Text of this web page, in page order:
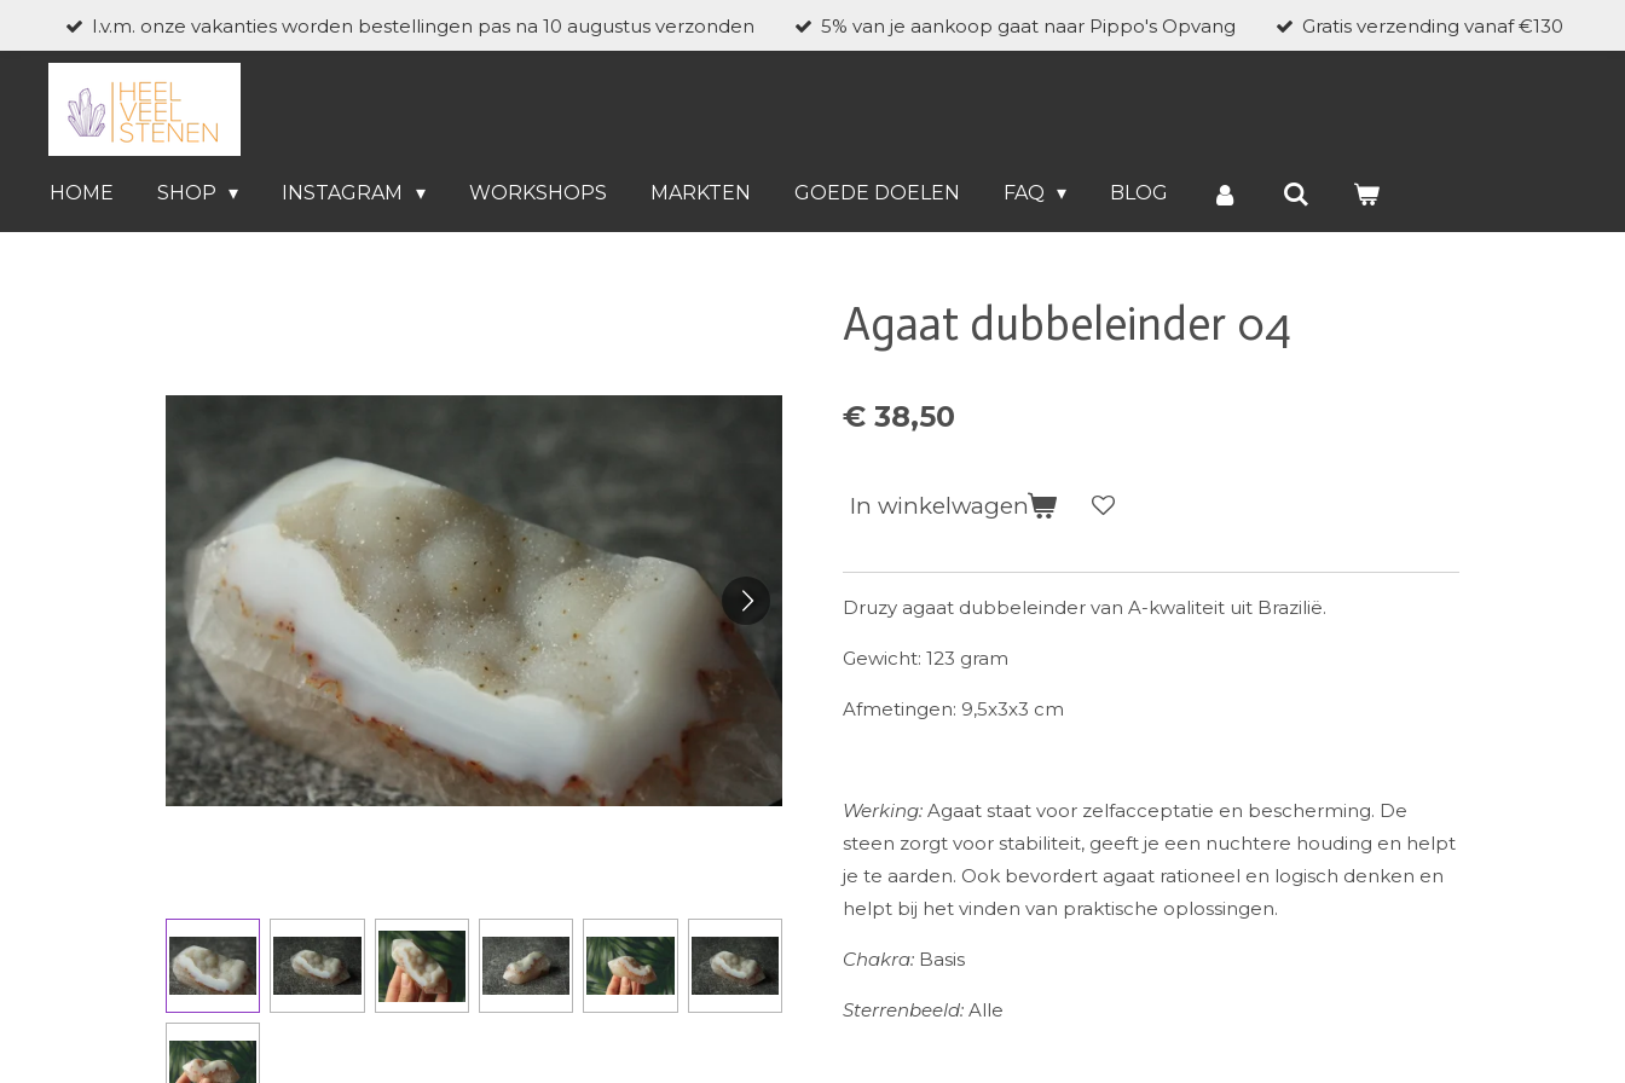
direct
hoofdinhoud
I.v.m. onze vakanties worden bestellingen pas na 10 augustus verzonden 5% van je aankoop gaat naar Pippo's Opvang Gratis verzending vanaf €130
HOME SHOP INSTAGRAM WORKSHOPS MARKTEN GOEDE DOELEN FAQ BLOG
Agaat dubbeleinder 04
€ 38,50
In winkelwagen
Druzy agaat dubbeleinder van A-kwaliteit uit Brazilië.
Gewicht: 123 gram
Afmetingen: 9,5x3x3 cm
Werking: Agaat staat voor zelfacceptatie en bescherming. De
steen zorgt voor stabiliteit, geeft je een nuchtere houding en helpt
je te aarden. Ook bevordert agaat rationeel en logisch denken en
helpt bij het vinden van praktische oplossingen.
Chakra: Basis
Sterrenbeeld: Alle